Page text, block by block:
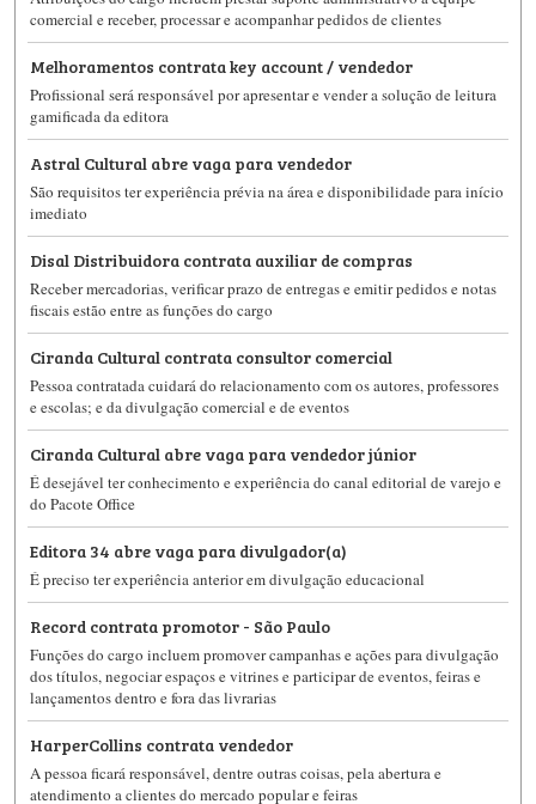
comercial e receber, processar e acompanhar pedidos de clientes
Melhoramentos contrata key account / vendedor
Profissional será responsável por apresentar e vender a solução de leitura
gamificada da editora
Astral Cultural abre vaga para vendedor
São requisitos ter experiência prévia na área e disponibilidade para início
imediato
Disal Distribuidora contrata auxiliar de compras
Receber mercadorias, verificar prazo de entregas e emitir pedidos e notas
fiscais estão entre as funções do cargo
Ciranda Cultural contrata consultor comercial
Pessoa contratada cuidará do relacionamento com os autores, professores
e escolas; e da divulgação comercial e de eventos
Ciranda Cultural abre vaga para vendedor júnior
É desejável ter conhecimento e experiência do canal editorial de varejo e
do Pacote Office
Editora 34 abre vaga para divulgador(a)
É preciso ter experiência anterior em divulgação educacional
Record contrata promotor - São Paulo
Funções do cargo incluem promover campanhas e ações para divulgação
dos títulos, negociar espaços e vitrines e participar de eventos, feiras e
lançamentos dentro e fora das livrarias
HarperCollins contrata vendedor
A pessoa ficará responsável, dentre outras coisas, pela abertura e
atendimento a clientes do mercado popular e feiras